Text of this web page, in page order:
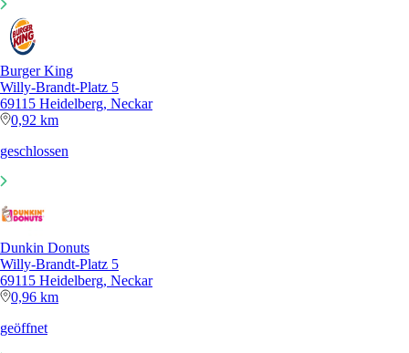
Burger King
Willy-Brandt-Platz 5
69115 Heidelberg, Neckar
0,92 km
geschlossen
Dunkin Donuts
Willy-Brandt-Platz 5
69115 Heidelberg, Neckar
0,96 km
geöffnet